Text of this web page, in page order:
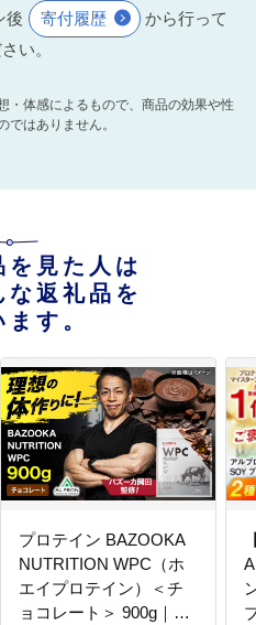
後 寄付履歴
から行って
い。
体感によるもので、商品の効果や性
ではありません。
を見た人は
な返礼品を
ます。
プロテイン BAZOOKA
NUTRITION WPC（ホ
エイプロテイン）＜チ
ョコレート＞ 900g｜バ